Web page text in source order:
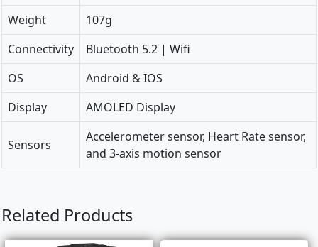
Weight
107g
Connectivity
Bluetooth 5.2 | Wifi
OS
Android & IOS
Display
AMOLED Display
Sensors
Accelerometer sensor, Heart Rate sensor,
and 3-axis motion sensor
Related Products